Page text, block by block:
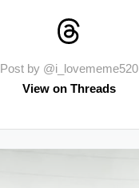
Post by @i_lovememe520
View on Threads